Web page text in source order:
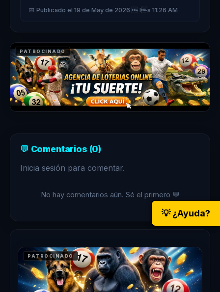
📅 Publicado el 19 de May de 2026  ls 11:26 AM
PATROCINADO
💬 Comentarios (0)
Inicia sesión para comentar.
No hay comentarios aún. Sé el primero 💬
PATROCINADO
💡 ¿Ayuda?